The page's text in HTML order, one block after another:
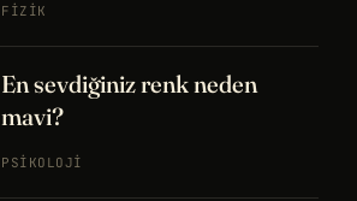
FIZIK
En sevdiğiniz renk neden
mavi?
PSIKOLOJI